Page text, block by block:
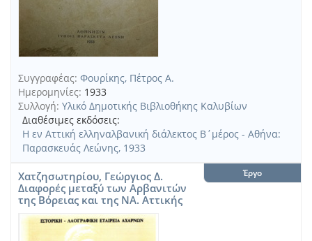
Συγγραφέας: Φουρίκης, Πέτρος Α.
Ημερομηνίες: 1933
Συλλογή: Υλικό Δημοτικής Βιβλιοθήκης Καλυβίων
Διαθέσιμες εκδόσεις:
Η εν Αττική ελληναλβανική διάλεκτος Β΄μέρος - Αθήνα:
Παρασκευάς Λεώνης, 1933
Χατζησωτηρίου, Γεώργιος Δ.
Διαφορές μεταξύ των Αρβανιτών
της Βόρειας και της ΝΑ. Αττικής
Έργο